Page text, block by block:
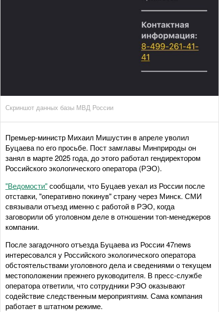
Скриншот данных базы МВД России
Премьер-министр Михаил Мишустин в апреле уволил
Буцаева по его просьбе. Пост замглавы Минприроды он
занял в марте 2025 года, до этого работал гендиректором
Российского экологического оператора (РЭО).
"Ведомости"сообщали, что Буцаев уехал из России после
отставки, "оперативно покинув" страну через Минск. СМИ
связывали отъезд именно с работой в РЭО, когда
заговорили об уголовном деле в отношении топ-менеджеров
компании.
После загадочного отъезда Буцаева из России 47news
интересовался у Российского экологического оператора
обстоятельствами уголовного дела и сведениями о текущем
местоположении прежнего руководителя. В пресс-службе
оператора ответили, что сотрудники РЭО оказывают
содействие следственным мероприятиям. Сама компания
работает в штатном режиме.